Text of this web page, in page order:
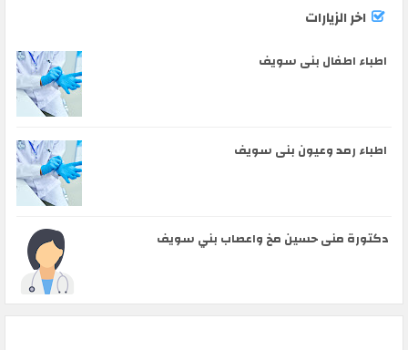
اخر الزيارات
اطباء اطفال بنى سويف
اطباء رمد وعيون بنى سويف
دكتورة منى حسين مخ واعصاب بني سويف